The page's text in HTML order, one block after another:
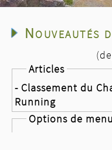
Nouveautés
Articles
- Classement du
Running
Options de menu